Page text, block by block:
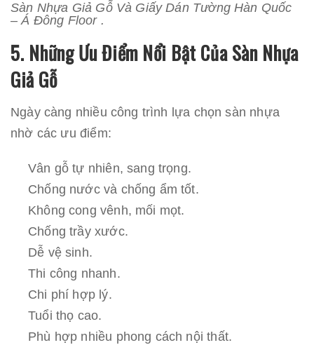
Sàn Nhựa Giả Gỗ Và Giấy Dán Tường Hàn Quốc
– Á Đông Floor .
5. Những Ưu Điểm Nổi Bật Của Sàn Nhựa
Giả Gỗ
Ngày càng nhiều công trình lựa chọn sàn nhựa
nhờ các ưu điểm:
Vân gỗ tự nhiên, sang trọng.
Chống nước và chống ẩm tốt.
Không cong vênh, mối mọt.
Chống trầy xước.
Dễ vệ sinh.
Thi công nhanh.
Chi phí hợp lý.
Tuổi thọ cao.
Phù hợp nhiều phong cách nội thất.